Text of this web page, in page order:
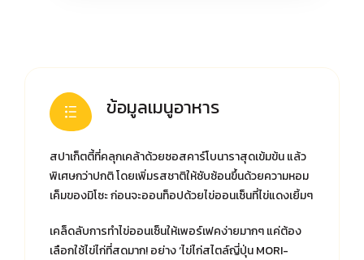
ข้อมูลเมนูอาหาร
สปาเก็ตตี้ที่คลุกเคล้าด้วยซอสคาร์โบนาราสุดเข้มข้น แล้ว
พิเศษกว่าปกติ โดยเพิ่มรสชาติให้ซับซ้อนขึ้นด้วยความหอม
เค็มของมิโซะ ก่อนจะออนท็อปด้วยไข่ออนเซ็นที่ไข่แดงเยิ้มๆ
เคล็ดลับการทำไข่ออนเซ็นให้เพอร์เฟคง่ายมากๆ แค่ต้อง
เลือกใช้ไข่ไก่ที่สดมาก! อย่าง ‘ไข่ไก่สไตล์ญี่ปุ่น MORI-